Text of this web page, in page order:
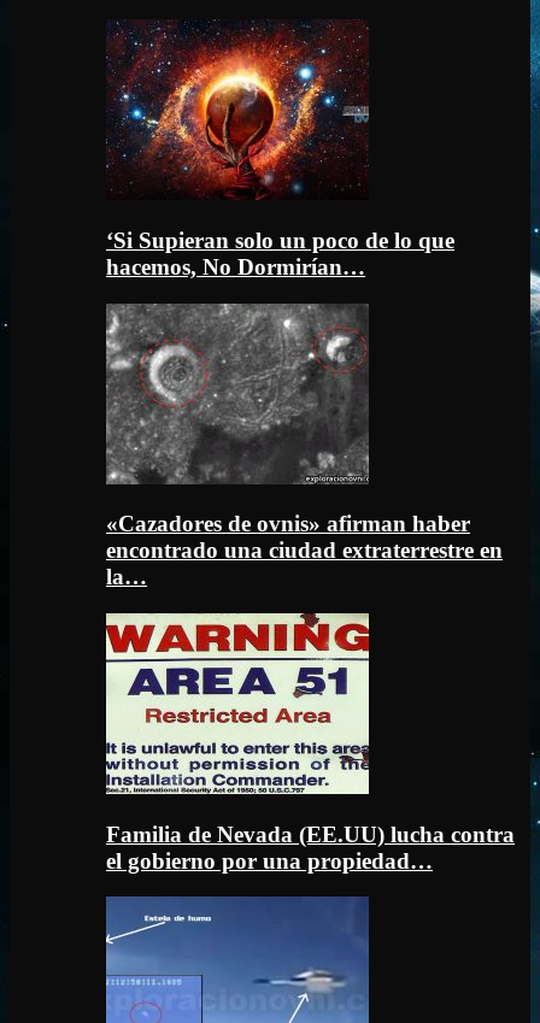
‘Si Supieran solo un poco de lo que
hacemos, No Dormirían…
«Cazadores de ovnis» afirman haber
encontrado una ciudad extraterrestre en
la…
Familia de Nevada (EE.UU) lucha contra
el gobierno por una propiedad…